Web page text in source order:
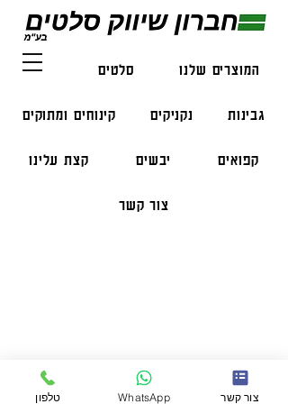
המוצרים שלנו סלטים דגים
גבינות נקניקים קינוחים ומתוקים
קפואים יבשים קצת עלינו
צור קשר
הזמנות בווצאפ:
050-47-57-365
051-296-2006
טלפון WhatsApp צור קשר